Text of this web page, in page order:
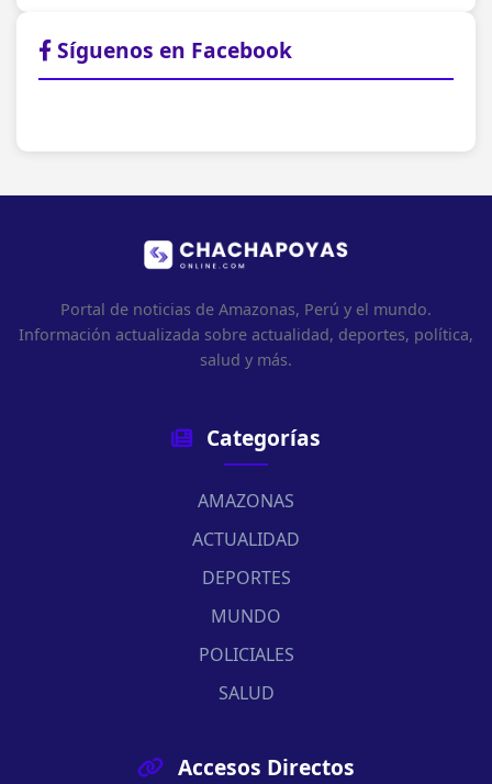
Síguenos en Facebook
Portal de noticias de Amazonas, Perú y el mundo.
Información actualizada sobre actualidad, deportes, política,
salud y más.
Categorías
AMAZONAS
ACTUALIDAD
DEPORTES
MUNDO
POLICIALES
SALUD
Accesos Directos